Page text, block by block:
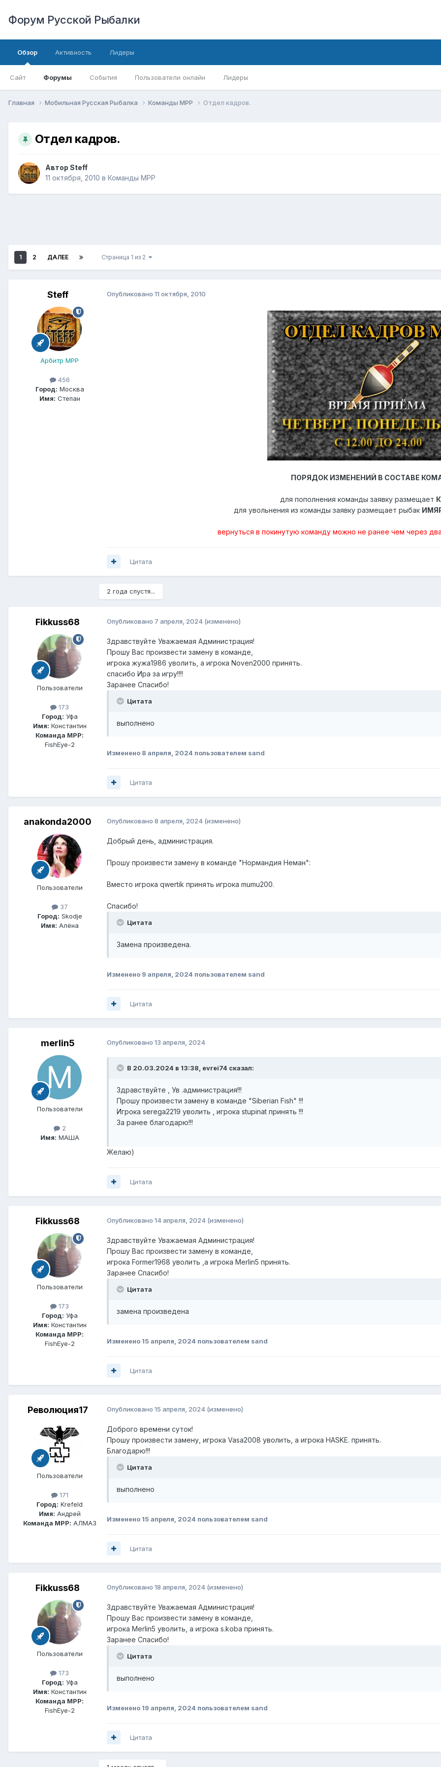
Форум Русской Рыбалки
Обзор
Сайт Форумы События Пользователи онлайн Лидеры
Активность Лидеры
Главная Мобильная Русская Рыбалка Команды МРР Отдел кадров.
Отдел кадров.
Автор Steff
11 октября, 2010 в Команды МРР
1 2 ДАЛЕЕ Страница 1 из 2
Steff
Арбитр МРР
456
Город: Москва
Имя: Степан
Опубликовано 11 октября, 2010
ПОРЯДОК ИЗМЕНЕНИЙ В СОСТАВЕ
для пополнения команды заявку размещает
для увольнения из команды заявку размещает рыбак
вернуться в покинутую команду можно не ранее чем через
Цитата
2 года спустя...
Fikkuss68
Пользователи
173
Город: Уфа
Имя: Константин
Команда МРР:
FishEye-2
Опубликовано 7 апреля, 2024 (изменено)
Здравствуйте Уважаемая Администрация!
Прошу Вас произвести замену в команде,
игрока жужа1986 уволить, а игрока Noven2000 принять.
спасибо Ира за игру!!!!
Заранее Спасибо!
Цитата
выполнено
Изменено 8 апреля, 2024 пользователем sand
Цитата
anakonda2000
Пользователи
37
Город: Skodje
Имя: Алёна
Опубликовано 8 апреля, 2024 (изменено)
Добрый день, администрация.
Прошу произвести замену в команде "Нормандия Неман":
Вместо игрока qwertik принять игрока mumu200.
Спасибо!
Цитата
Замена произведена.
Изменено 9 апреля, 2024 пользователем sand
Цитата
merlin5
Пользователи
2
Имя: МАША
Опубликовано 13 апреля, 2024
В 20.03.2024 в 13:38, evrei74 сказал:
Здравствуйте , Ув .администрация!!!
Прошу произвести замену в команде "Siberian Fish" !!!
Игрока serega2219 уволить , игрока stupinat принять !!!
За ранее благодарю!!!
Желаю)
Цитата
Fikkuss68
Пользователи
173
Город: Уфа
Имя: Константин
Команда МРР:
FishEye-2
Опубликовано 14 апреля, 2024 (изменено)
Здравствуйте Уважаемая Администрация!
Прошу Вас произвести замену в команде,
игрока Former1968 уволить ,а игрока Merlin5 принять.
Заранее Спасибо!
Цитата
замена произведена
Изменено 15 апреля, 2024 пользователем sand
Цитата
Революция17
Пользователи
171
Город: Krefeld
Имя: Андрей
Команда МРР: АЛМАЗ
Опубликовано 15 апреля, 2024 (изменено)
Доброго времени суток!
Прошу произвести замену, игрока Vasa2008 уволить, а игрока HASKE. принять.
Благодарю!!!
Цитата
выполнено
Изменено 15 апреля, 2024 пользователем sand
Цитата
Fikkuss68
Пользователи
173
Город: Уфа
Имя: Константин
Команда МРР:
FishEye-2
Опубликовано 18 апреля, 2024 (изменено)
Здравствуйте Уважаемая Администрация!
Прошу Вас произвести замену в команде,
игрока Merlin5 уволить, а игрока s.koba принять.
Заранее Спасибо!
Цитата
выполнено
Изменено 19 апреля, 2024 пользователем sand
Цитата